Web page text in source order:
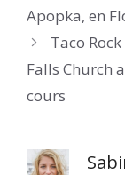
Apopka, en
Taco
Falls Church
cours